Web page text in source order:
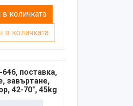
количката
в количката
поставка,
завъртане,
42-70", 45kg